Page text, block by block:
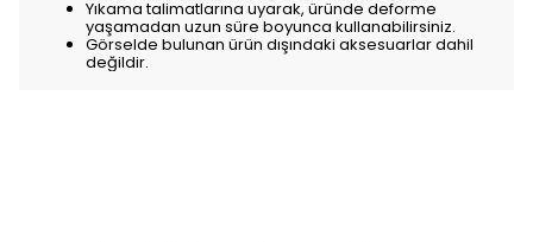
Yıkama talimatlarına uyarak, üründe deforme
yaşamadan uzun süre boyunca kullanabilirsiniz.
Görselde bulunan ürün dışındaki aksesuarlar dahil
değildir.